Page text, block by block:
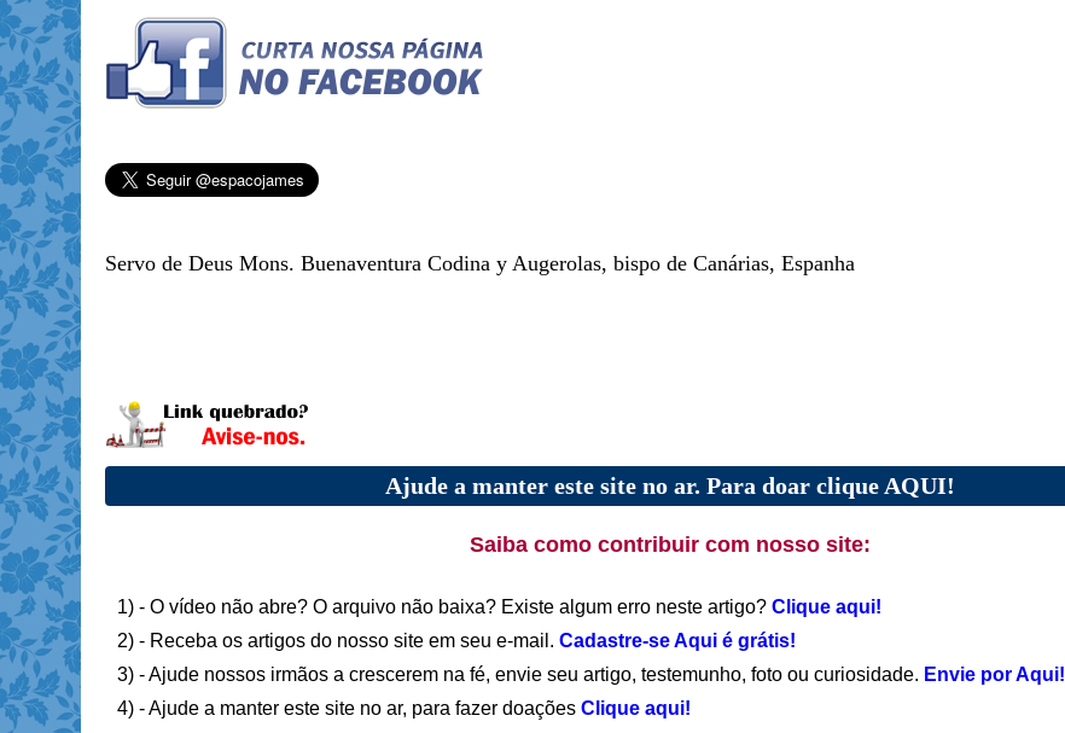
Servo de Deus Mons. Buenaventura Codina y Augerolas, bispo de Canárias, Espanha
Ajude a manter este site no ar. Para doar clique AQUI!
Saiba como contribuir com nosso site:
1) - O vídeo não abre? O arquivo não baixa? Existe algum erro neste artigo? Clique aqui!
2) - Receba os artigos do nosso site em seu e-mail. Cadastre-se Aqui é grátis!
3) - Ajude nossos irmãos a crescerem na fé, envie seu artigo, testemunho, foto ou curiosidade. Envie por Aqui!
4) - Ajude a manter este site no ar, para fazer doações Clique aqui!